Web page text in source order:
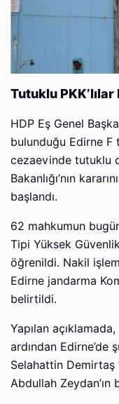
Tutuklu
HDP Eş Genel
bulunduğu Edirne F
cezaevinde tutuklu
Bakanlığı’nın
başlandı.
62 mahkumun
Tipi Yüksek
öğrenildi. Nakil
Edirne jandarma
belirtildi.
Yapılan
ardından Edirne’de
Selahattin
Abdullah